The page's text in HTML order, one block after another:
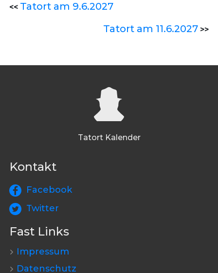
<< Tatort am 9.6.2027
Tatort am 11.6.2027 >>
Tatort Kalender
Kontakt
Facebook
Twitter
Fast Links
Impressum
Datenschutz